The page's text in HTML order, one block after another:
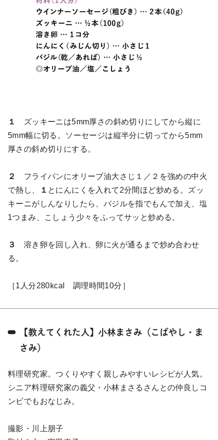
１
ズッキーニは5mm厚さの斜め切りにしてから縦に
5mm幅に切る。ソーセージは縦半分に切ってから5mm
厚さの斜め切りにする。
２ フライパンにオリーブ油大さじ１／２を強めの中火
で熱し、
１ とにんにくを入れて2分間ほど炒める。ズッ
キーニがしんなりしたら、バジルを指でもんで加え、塩
1つまみ、こしょう少々をふってサッと炒める。
３ 溶き卵を回し入れ、卵に火が通るまで炒め合わせ
る。
［1人分280kcal 調理時間10分］
【教えてくれた人】小林まさみ（こばやし・ま
さみ）
料理研究家。つくりやすく親しみやすいレシピが人気。
シニア料理研究家の義父・小林まさるさんとの仲良しコ
ンビでもおなじみ。
撮影・川上朋子